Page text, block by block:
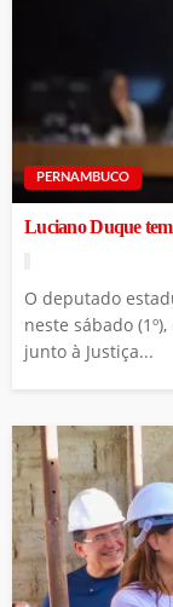
PERNAMBUCO
Luciano Duque
O deputado
neste sábado
junto à Justiça...